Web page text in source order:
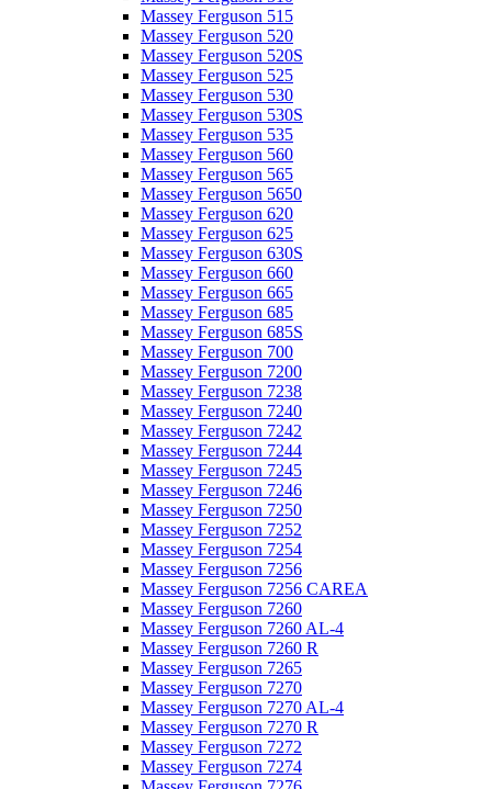
Massey Ferguson 515
Massey Ferguson 520
Massey Ferguson 520S
Massey Ferguson 525
Massey Ferguson 530
Massey Ferguson 530S
Massey Ferguson 535
Massey Ferguson 560
Massey Ferguson 565
Massey Ferguson 5650
Massey Ferguson 620
Massey Ferguson 625
Massey Ferguson 630S
Massey Ferguson 660
Massey Ferguson 665
Massey Ferguson 685
Massey Ferguson 685S
Massey Ferguson 700
Massey Ferguson 7200
Massey Ferguson 7238
Massey Ferguson 7240
Massey Ferguson 7242
Massey Ferguson 7244
Massey Ferguson 7245
Massey Ferguson 7246
Massey Ferguson 7250
Massey Ferguson 7252
Massey Ferguson 7254
Massey Ferguson 7256
Massey Ferguson 7256 CAREA
Massey Ferguson 7260
Massey Ferguson 7260 AL-4
Massey Ferguson 7260 R
Massey Ferguson 7265
Massey Ferguson 7270
Massey Ferguson 7270 AL-4
Massey Ferguson 7270 R
Massey Ferguson 7272
Massey Ferguson 7274